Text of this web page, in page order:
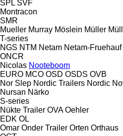
SPL SVF
Montracon
SMR
Mueller Murray Möslein Müller
T-series
NGS NTM Netam Netam-Fruehauf
ONCR
Nicolas Nooteboom
EURO MCO OSD OSDS OVB
Nor Slep Nordic Trailers Nordic
Nursan Närko
S-series
Nükte Trailer OVA Oehler
EDK OL
Omar Onder Trailer Orten Orthaus